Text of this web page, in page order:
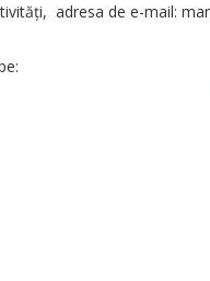
adresa de e-mail: